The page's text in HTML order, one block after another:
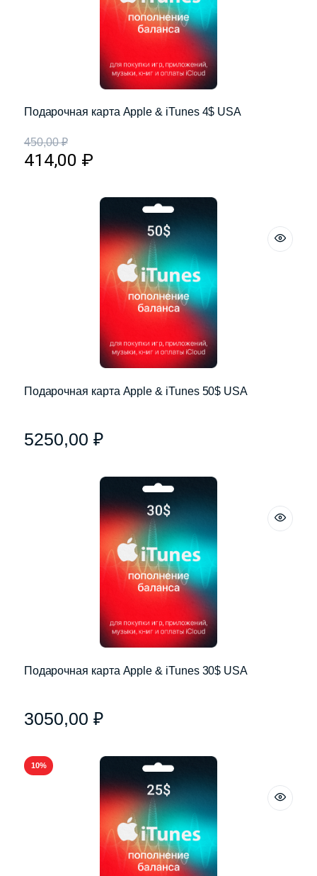
Подарочная карта Apple & iTunes 4$ USA
450,00₽
414,00 ₽
Подарочная карта Apple & iTunes 50$ USA
5250,00 ₽
Подарочная карта Apple & iTunes 30$ USA
3050,00 ₽
10%